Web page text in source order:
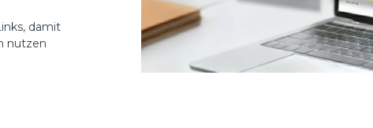
damit
nutzen